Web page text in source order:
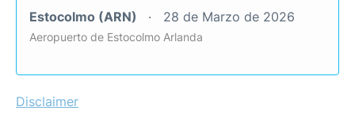
Estocolmo (ARN) 28 de Marzo de 2026
Aeropuerto de Estocolmo Arlanda
Disclaimer